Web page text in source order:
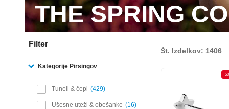
THE SPRING
Filter
Kategorije Pirsingov
Tuneli & čepi 429
Ušesne uteži & obešanke 16
Št. Izdelkov: 1406
-50%
-